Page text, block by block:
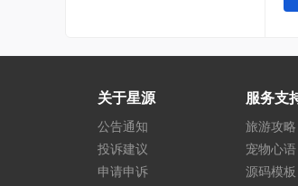
关于星源
公告通知
投诉建议
申请申诉
服务支
旅游攻略
宠物心语
源码模板